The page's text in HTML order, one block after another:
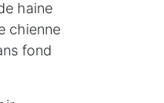
haine
chienne
fond